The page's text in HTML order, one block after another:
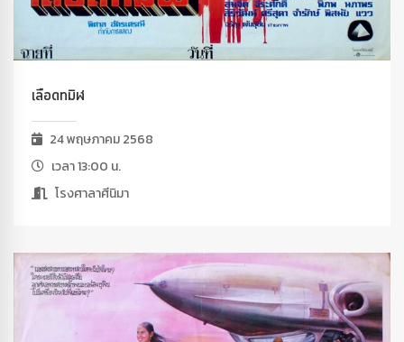
เลือดทมิฬ
24 พฤษภาคม 2568
เวลา 13:00 น.
โรงศาลาศีนิมา